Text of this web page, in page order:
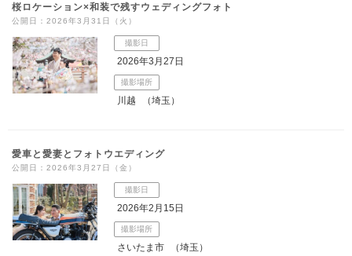
桜ロケーション×和装で残すウェディングフォト
公開日：2026年3月31日（火）
撮影日
2026年3月27日
撮影場所
川越 （埼玉）
愛車と愛妻とフォトウエディング
公開日：2026年3月27日（金）
撮影日
2026年2月15日
撮影場所
さいたま市 （埼玉）